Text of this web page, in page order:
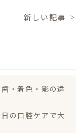
新しい記事 ＞
・着色・影の違
の口腔ケアで大